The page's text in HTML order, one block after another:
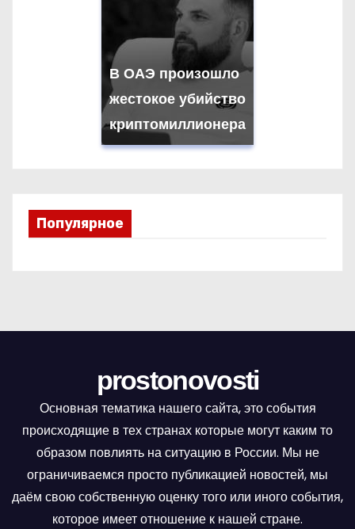
В ОАЭ произошло
жестокое убийство
криптомиллионера
Популярное
prostonovosti
Основная тематика нашего сайта, это события
происходящие в тех странах которые могут каким то
образом повлиять на ситуацию в России. Мы не
ограничиваемся просто публикацией новостей, мы
даём свою собственную оценку того или иного события,
которое имеет отношение к нашей стране.